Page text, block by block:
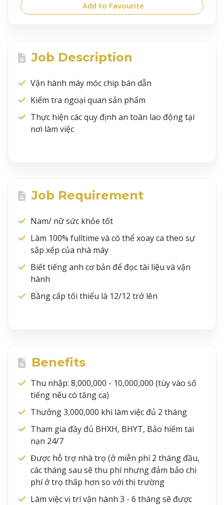
Add to Favourite
Job Description
Vận hành máy móc chip bán dẫn
Kiểm tra ngoại quan sản phẩm
Thực hiện các quy định an toàn lao động tại
nơi làm việc
Job Requirement
Nam/ nữ sức khỏe tốt
Làm 100% fulltime và có thể xoay ca theo sự
sắp xếp của nhà máy
Biết tiếng anh cơ bản để đọc tài liệu và vận
hành
Bằng cấp tối thiểu là 12/12 trở lên
Benefits
Thu nhập: 8,000,000 - 10,000,000 (tùy vào số
tiếng nếu có tăng ca)
Thưởng 3,000,000 khi làm việc đủ 2 tháng
Tham gia đầy đủ BHXH, BHYT, Bảo hiểm tai
nạn 24/7
Được hỗ trợ nhà trọ (ở miễn phí 2 tháng đầu,
các tháng sau sẽ thu phí nhưng đảm bảo chi
phí ở trọ thấp hơn so với thị trường
Làm việc vị trí vận hành 3 - 6 tháng sẽ được